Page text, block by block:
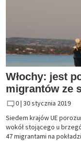
Włochy: jest
migrantów ze
0 | 30 stycznia 2019
Siedem krajów UE
wokół stojącego u
47 migrantami na